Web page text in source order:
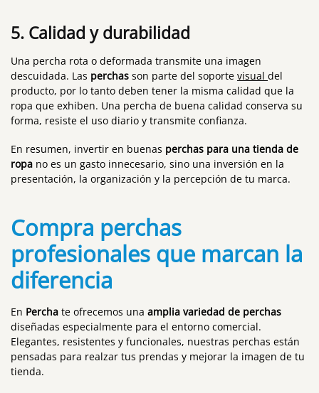
5. Calidad y durabilidad
Una percha rota o deformada transmite una imagen
descuidada. Las perchas son parte del soporte visual del
producto, por lo tanto deben tener la misma calidad que la
ropa que exhiben. Una percha de buena calidad conserva su
forma, resiste el uso diario y transmite confianza.
En resumen, invertir en buenas perchas para una tienda de
ropa no es un gasto innecesario, sino una inversión en la
presentación, la organización y la percepción de tu marca.
Compra perchas
profesionales que marcan la
diferencia
En Percha te ofrecemos una amplia variedad de perchas
diseñadas especialmente para el entorno comercial.
Elegantes, resistentes y funcionales, nuestras perchas están
pensadas para realzar tus prendas y mejorar la imagen de tu
tienda.